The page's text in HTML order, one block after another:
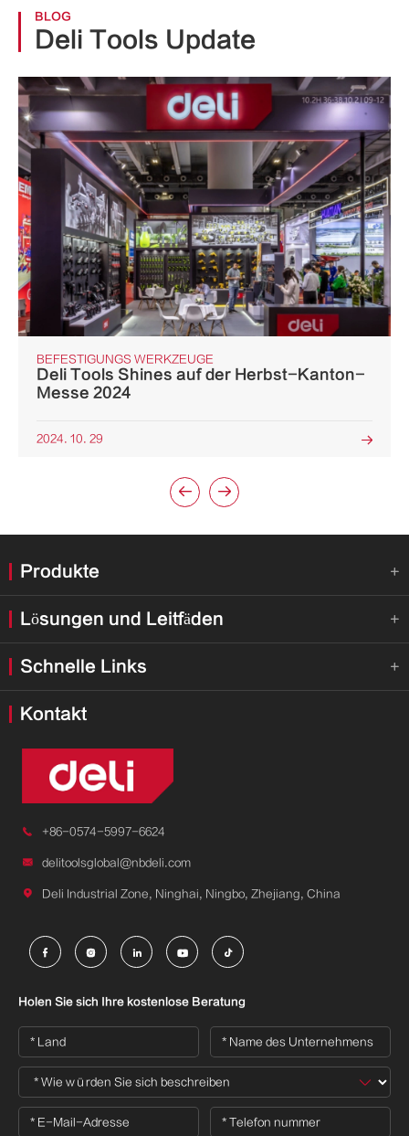
BLOG
Deli Tools Update
BEFESTIGUNGS WERKZEUGE
Deli Tools Shines auf der Herbst-Kanton-
Messe 2024
2024. 10. 29 
 
Produkte 
Lösungen und Leitfäden 
Schnelle Links 
Kontakt
 +86-0574-5997-6624
 delitoolsglobal@nbdeli.com
 Deli Industrial Zone, Ninghai, Ningbo, Zhejiang, China
    
Holen Sie sich Ihre kostenlose Beratung